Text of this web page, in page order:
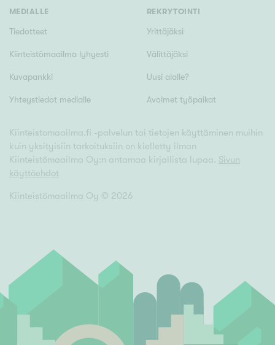
MEDIALLE
Tiedotteet
Kiinteistömaailma lyhyesti
Kuvapankki
Yhteystiedot medialle
REKRYTOINTI
Yrittäjäksi
Välittäjäksi
Uusi alalle?
Avoimet työpaikat
Kiinteistomaailma.fi -palvelun tai tietojen käyttäminen muihin
kuin yksityisiin tarkoituksiin on kielletty ilman
Kiinteistömaailma Oy:n antamaa kirjallista lupaa. Sivun
käyttöehdot
Kiinteistömaailma Oy © 2026